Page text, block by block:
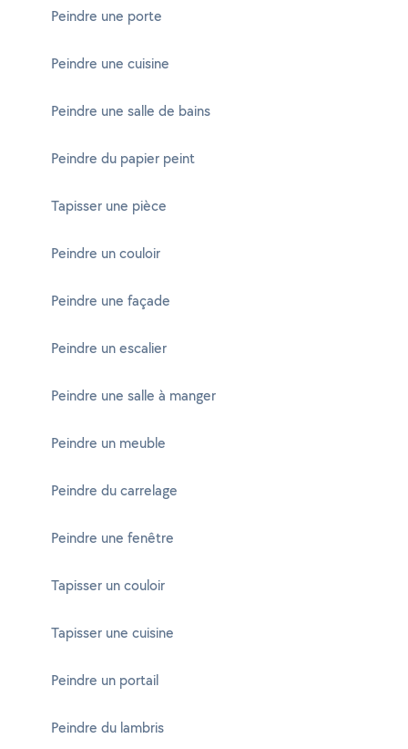
Peindre une porte
Peindre une cuisine
Peindre une salle de bains
Peindre du papier peint
Tapisser une pièce
Peindre un couloir
Peindre une façade
Peindre un escalier
Peindre une salle à manger
Peindre un meuble
Peindre du carrelage
Peindre une fenêtre
Tapisser un couloir
Tapisser une cuisine
Peindre un portail
Peindre du lambris